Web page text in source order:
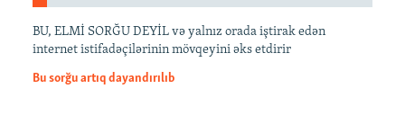
BU, ELMİ SORĞU DEYİL və yalnız orada iştirak edən
internet istifadəçilərinin mövqeyini əks etdirir
Bu sorğu artıq dayandırılıb